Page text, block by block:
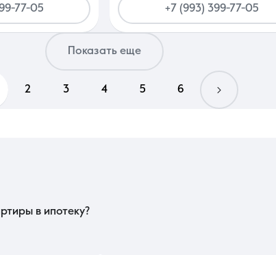
77-05 +7 (993) 399-77-05
Показать еще
2 3 4 5 6
в ипотеку?